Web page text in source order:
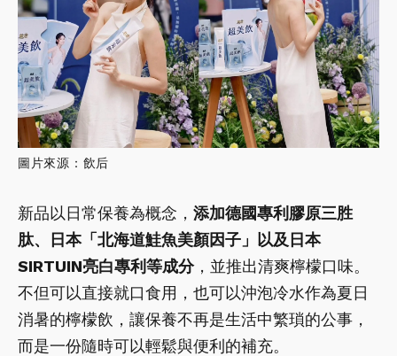
圖片來源：飲后
新品以日常保養為概念， 添加德國專利膠原三胜
肽、日本「北海道鮭魚美顏因子」以及日本
SIRTUIN亮白專利等成分，並推出清爽檸檬口味。
不但可以直接就口食用，也可以沖泡冷水作為夏日
消暑的檸檬飲，讓保養不再是生活中繁瑣的公事，
而是一份隨時可以輕鬆與便利的補充。